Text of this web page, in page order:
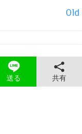
Old
送る 共有